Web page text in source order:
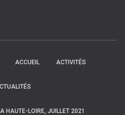
ACCUEIL ACTIVITÉS
HAUTE-LOIRE, JUILLET 2021